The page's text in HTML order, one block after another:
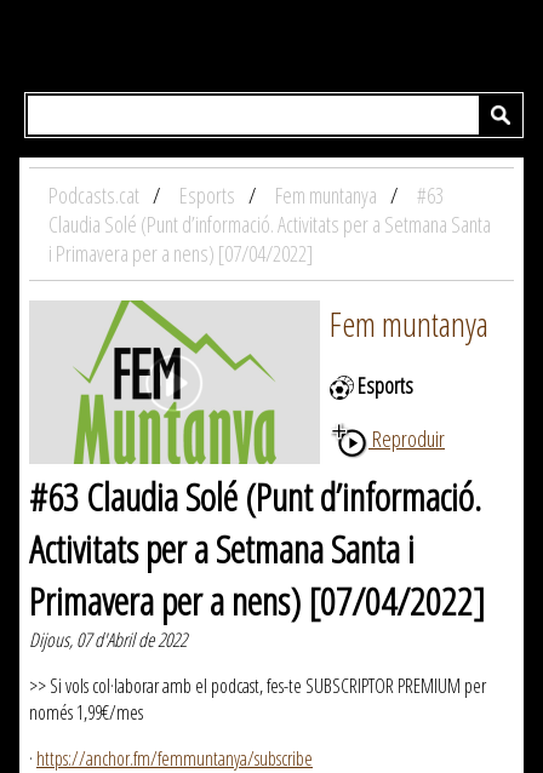
Podcasts.cat Esports Fem muntanya
#63
Claudia Solé (Punt d’informació. Activitats per a Setmana Santa
i Primavera per a nens) [07/04/2022]
Fem muntanya
Esports
Reproduir
#63 Claudia Solé (Punt d’informació.
Activitats per a Setmana Santa i
Primavera per a nens) [07/04/2022]
Dijous, 07 d'Abril de 2022
>> Si vols col·laborar amb el podcast, fes-te SUBSCRIPTOR PREMIUM per
només 1,99€/mes
· https://anchor.fm/femmuntanya/subscribe